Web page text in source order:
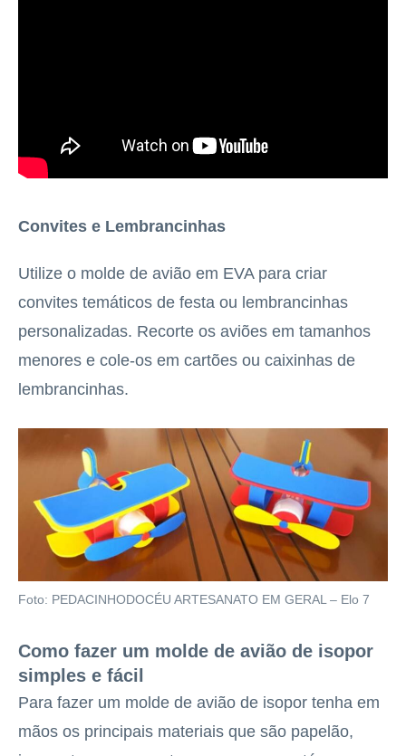
Convites e Lembrancinhas
Utilize o molde de avião em EVA para criar
convites temáticos de festa ou lembrancinhas
personalizadas. Recorte os aviões em tamanhos
menores e cole-os em cartões ou caixinhas de
lembrancinhas.
Foto: PEDACINHODOCÉU ARTESANATO EM GERAL – Elo 7
Como fazer um molde de avião de isopor
simples e fácil
Para fazer um molde de avião de isopor tenha em
mãos os principais materiais que são papelão,